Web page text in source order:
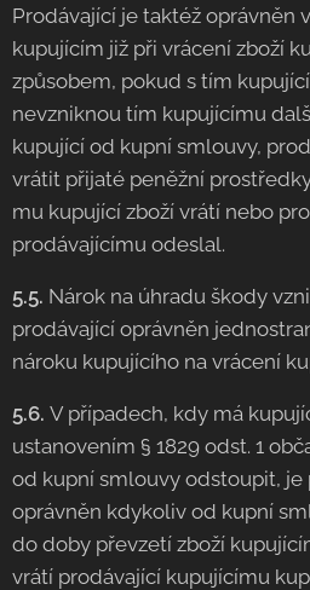
Prodávající je taktéž oprávněn
kupujícím již při vrácení zboží
způsobem, pokud s tím
nevzniknou tím kupujícímu
kupující od kupní smlouvy,
vrátit přijaté peněžní
mu kupující zboží vrátí nebo
prodávajícímu odeslal.
5.5. Nárok na úhradu škody
prodávající oprávněn
nároku kupujícího na vrácení
5.6. V případech, kdy má
ustanovením § 1829 odst. 1
od kupní smlouvy odstoupit, je
oprávněn kdykoliv od kupní
do doby převzetí zboží
vrátí prodávající kupujícímu